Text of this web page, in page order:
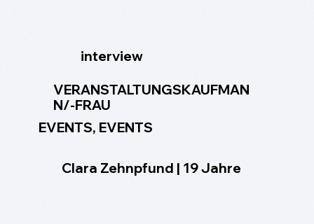
interview
VERANSTALTUNGSKAUFMAN
N/-FRAU
EVENTS, EVENTS
Clara Zehnpfund | 19 Jahre